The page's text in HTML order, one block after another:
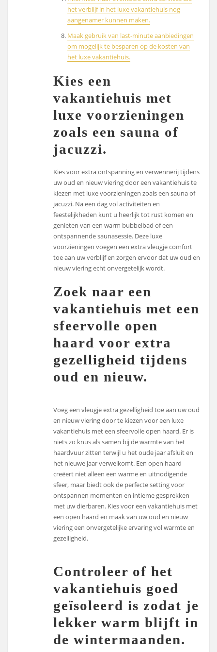
het verblijf in het luxe vakantiehuis nog
aangenamer kunnen maken.
Maak gebruik van last-minute aanbiedingen
om mogelijk te besparen op de kosten van
het luxe vakantiehuis.
Kies een
vakantiehuis met
luxe voorzieningen
zoals een sauna of
jacuzzi.
Kies voor extra ontspanning en verwennerij tijdens
uw oud en nieuw viering door een vakantiehuis te
kiezen met luxe voorzieningen zoals een sauna of
jacuzzi. Na een dag vol activiteiten en
feestelijkheden kunt u heerlijk tot rust komen en
genieten van een warm bubbelbad of een
ontspannende saunasessie. Deze luxe
voorzieningen voegen een extra vleugje comfort
toe aan uw verblijf en zorgen ervoor dat uw oud en
nieuw viering echt onvergetelijk wordt.
Zoek naar een
vakantiehuis met een
sfeervolle open
haard voor extra
gezelligheid tijdens
oud en nieuw.
Voeg een vleugje extra gezelligheid toe aan uw oud
en nieuw viering door te kiezen voor een luxe
vakantiehuis met een sfeervolle open haard. Er is
niets zo knus als samen bij de warmte van het
haardvuur zitten terwijl u het oude jaar afsluit en
het nieuwe jaar verwelkomt. Een open haard
creëert niet alleen een warme en uitnodigende
sfeer, maar biedt ook de perfecte setting voor
ontspannen momenten en intieme gesprekken
met uw dierbaren. Kies voor een vakantiehuis met
een open haard en maak van uw oud en nieuw
viering een onvergetelijke ervaring vol warmte en
gezelligheid.
Controleer of het
vakantiehuis goed
geïsoleerd is zodat je
lekker warm blijft in
de wintermaanden.